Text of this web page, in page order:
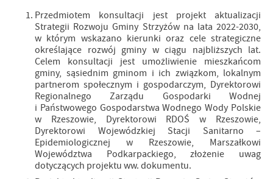
Przedmiotem konsultacji jest projekt aktualizacji
Strategii Rozwoju Gminy Strzyżów na lata 2022-2030,
w którym wskazano kierunki oraz cele strategiczne
określające rozwój gminy w ciągu najbliższych lat.
Celem konsultacji jest umożliwienie mieszkańcom
gminy, sąsiednim gminom i ich związkom, lokalnym
partnerom społecznym i gospodarczym, Dyrektorowi
Regionalnego Zarządu Gospodarki Wodnej
i Państwowego Gospodarstwa Wodnego Wody Polskie
w Rzeszowie, Dyrektorowi RDOŚ w Rzeszowie,
Dyrektorowi Wojewódzkiej Stacji Sanitarno –
Epidemiologicznej w Rzeszowie, Marszałkowi
Województwa Podkarpackiego, złożenie uwag
dotyczących projektu ww. dokumentu.